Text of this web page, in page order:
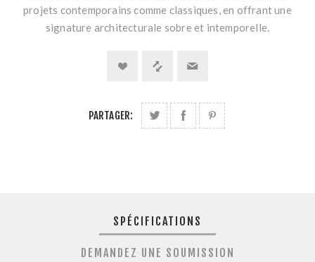
projets contemporains comme classiques, en offrant une
signature architecturale sobre et intemporelle.
PARTAGER:
SPÉCIFICATIONS
DEMANDEZ UNE SOUMISSION